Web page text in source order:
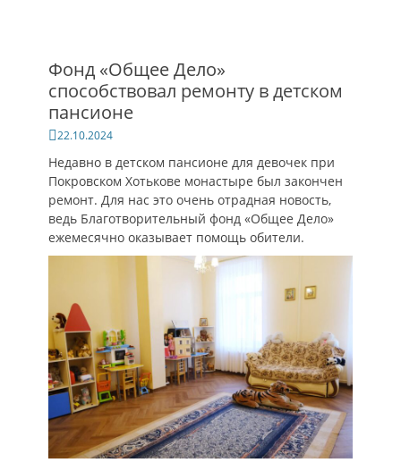
Фонд «Общее Дело»
способствовал ремонту в детском
пансионе
Опубликовано
22.10.2024
Недавно в детском пансионе для девочек при
Покровском Хотькове монастыре был закончен
ремонт. Для нас это очень отрадная новость,
ведь Благотворительный фонд «Общее Дело»
ежемесячно оказывает помощь обители.